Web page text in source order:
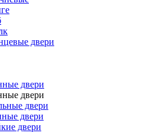
двери
двери
двери
двери
двери
двери